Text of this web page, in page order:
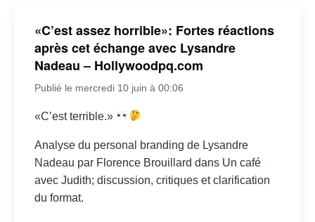
«C’est assez horrible»: Fortes réactions
après cet échange avec Lysandre
Nadeau – Hollywoodpq.com
Publié le mercredi 10 juin à 00:06
«C’est terrible.»
Analyse du personal branding de Lysandre
Nadeau par Florence Brouillard dans Un café
avec Judith; discussion, critiques et clarification
du format.